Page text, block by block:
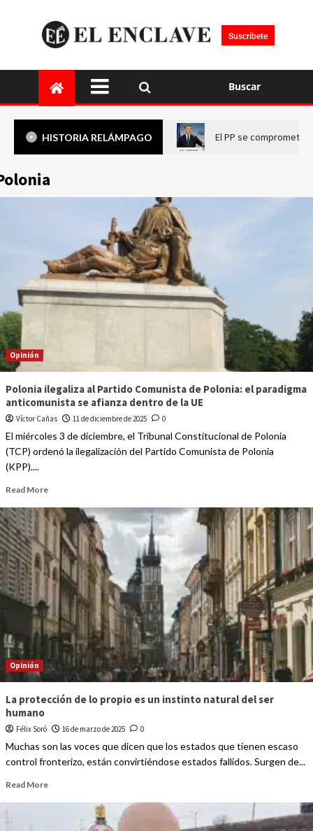
Suscríbete
Buscar
HISTORIA RELÁMPAGO El PP se compromete
Opinión
Polonia ilegaliza al Partido Comunista de Polonia: el paradigma
anticomunista se afianza dentro de la UE
Víctor Cañas 11 de diciembre de 2025 0
El miércoles 3 de diciembre, el Tribunal Constitucional de Polonia
(TCP) ordenó la ilegalización del Partido Comunista de Polonia
(KPP)....
Read More
Opinión
La protección de lo propio es un instinto natural del ser
humano
Félix Soró 16 de marzo de 2025 0
Muchas son las voces que dicen que los estados que tienen escaso
control fronterizo, están convirtiéndose estados fallidos. Surgen de...
Read More